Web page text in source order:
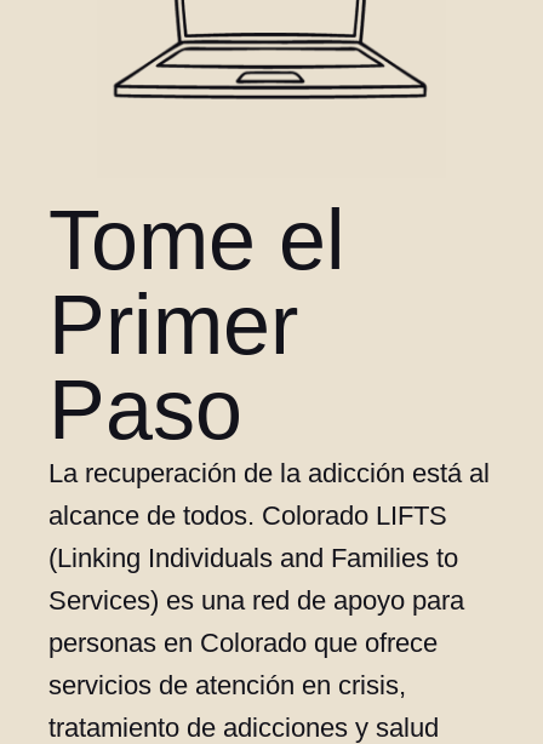
Tome el
Primer
Paso
La recuperación de la adicción está al
alcance de todos. Colorado LIFTS
(Linking Individuals and Families to
Services) es una red de apoyo para
personas en Colorado que ofrece
servicios de atención en crisis,
tratamiento de adicciones y salud